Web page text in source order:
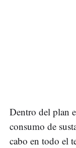
Dentro del plan
consumo de
cabo en todo el